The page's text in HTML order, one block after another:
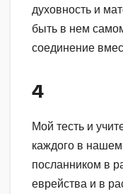
духовность и
быть в нем
соединение
4
Мой тесть и
каждого в
посланником в
еврейства и в